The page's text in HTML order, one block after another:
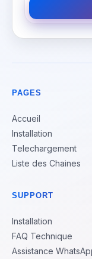
PAGES
Accueil
Installation
Telechargement
Liste des Chaines
SUPPORT
Installation
FAQ Technique
Assistance